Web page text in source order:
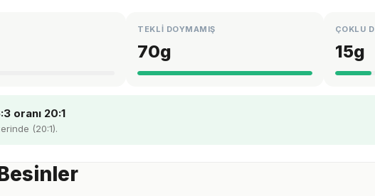
TEKLİ DOYMAMIŞ
70g
ÇOKLU
15g
oranı 20:1
(20:1).